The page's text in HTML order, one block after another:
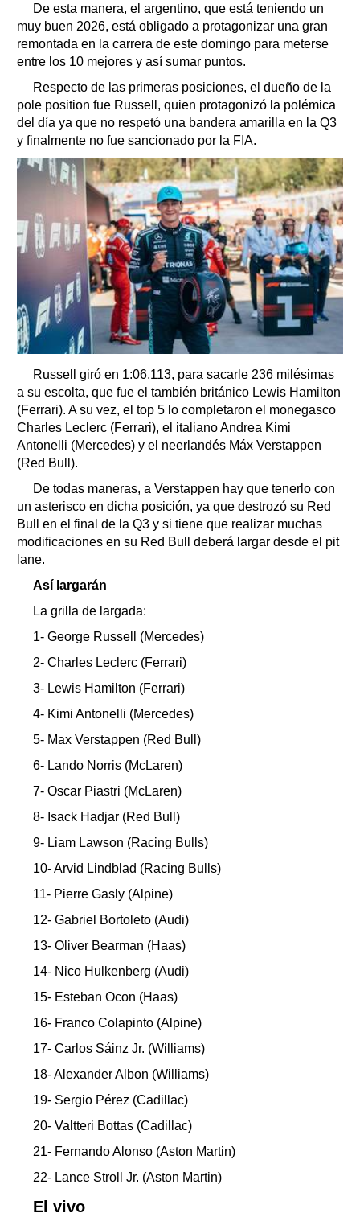
De esta manera, el argentino, que está teniendo un
muy buen 2026, está obligado a protagonizar una gran
remontada en la carrera de este domingo para meterse
entre los 10 mejores y así sumar puntos.
Respecto de las primeras posiciones, el dueño de la
pole position fue Russell, quien protagonizó la polémica
del día ya que no respetó una bandera amarilla en la Q3
y finalmente no fue sancionado por la FIA.
Russell giró en 1:06,113, para sacarle 236 milésimas
a su escolta, que fue el también británico Lewis Hamilton
(Ferrari). A su vez, el top 5 lo completaron el monegasco
Charles Leclerc (Ferrari), el italiano Andrea Kimi
Antonelli (Mercedes) y el neerlandés Máx Verstappen
(Red Bull).
De todas maneras, a Verstappen hay que tenerlo con
un asterisco en dicha posición, ya que destrozó su Red
Bull en el final de la Q3 y si tiene que realizar muchas
modificaciones en su Red Bull deberá largar desde el pit
lane.
Así largarán
La grilla de largada:
1- George Russell (Mercedes)
2- Charles Leclerc (Ferrari)
3- Lewis Hamilton (Ferrari)
4- Kimi Antonelli (Mercedes)
5- Max Verstappen (Red Bull)
6- Lando Norris (McLaren)
7- Oscar Piastri (McLaren)
8- Isack Hadjar (Red Bull)
9- Liam Lawson (Racing Bulls)
10- Arvid Lindblad (Racing Bulls)
11- Pierre Gasly (Alpine)
12- Gabriel Bortoleto (Audi)
13- Oliver Bearman (Haas)
14- Nico Hulkenberg (Audi)
15- Esteban Ocon (Haas)
16- Franco Colapinto (Alpine)
17- Carlos Sáinz Jr. (Williams)
18- Alexander Albon (Williams)
19- Sergio Pérez (Cadillac)
20- Valtteri Bottas (Cadillac)
21- Fernando Alonso (Aston Martin)
22- Lance Stroll Jr. (Aston Martin)
El vivo